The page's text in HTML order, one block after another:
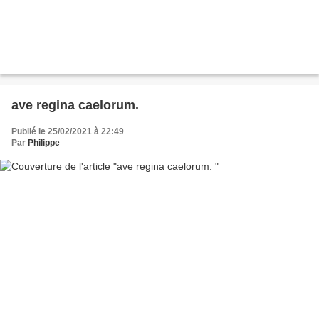
ave regina caelorum.
Publié le 25/02/2021 à 22:49
Par Philippe